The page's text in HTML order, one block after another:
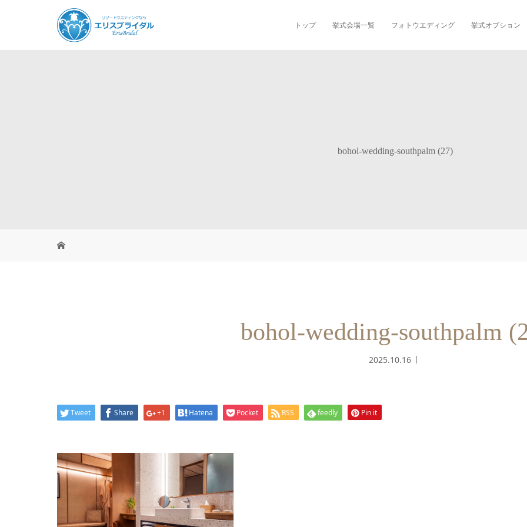
トップ 挙式会場一覧 フォトウエディング 挙式オプション
bohol-wedding-southpalm (27)
bohol-wedding-southpalm
2025.10.16
Tweet Share +1 Hatena Pocket RSS feedly Pin it